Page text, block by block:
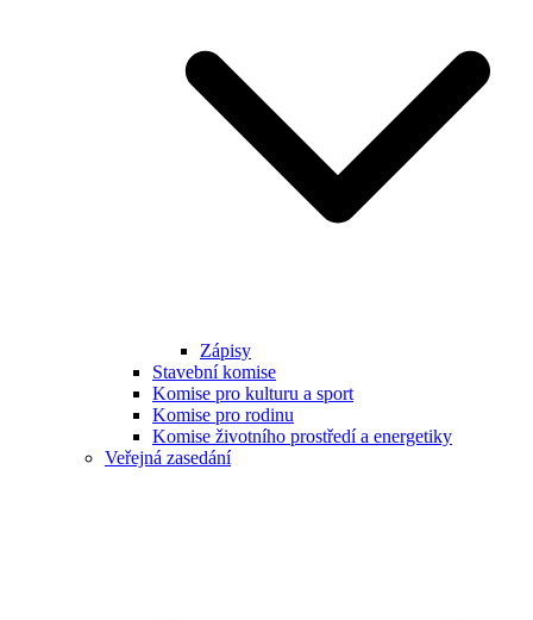
Zápisy
Stavební komise
Komise pro kulturu a sport
Komise pro rodinu
Komise životního prostředí a energetiky
Veřejná zasedání